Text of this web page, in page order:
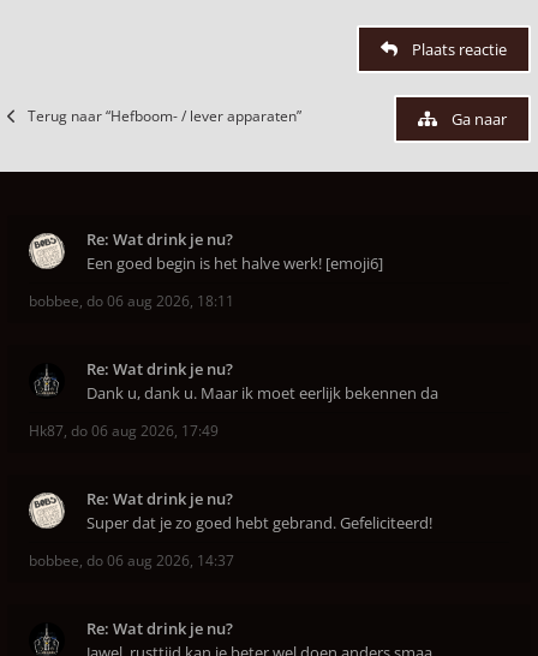
Plaats reactie
Terug naar “Hefboom- / lever apparaten” Ga naar
Re: Wat drink je nu?
Een goed begin is het halve werk! [emoji6]
bobbee, do 06 aug 2026, 18:11
Re: Wat drink je nu?
Dank u, dank u. Maar ik moet eerlijk bekennen da
Hk87, do 06 aug 2026, 17:49
Re: Wat drink je nu?
Super dat je zo goed hebt gebrand. Gefeliciteerd!
bobbee, do 06 aug 2026, 14:37
Re: Wat drink je nu?